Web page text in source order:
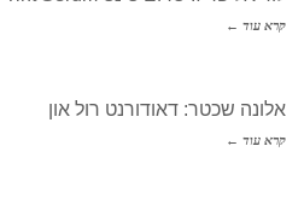
קרא עוד ←
אלונה שכטר: דאודורנט רול און
קרא עוד ←